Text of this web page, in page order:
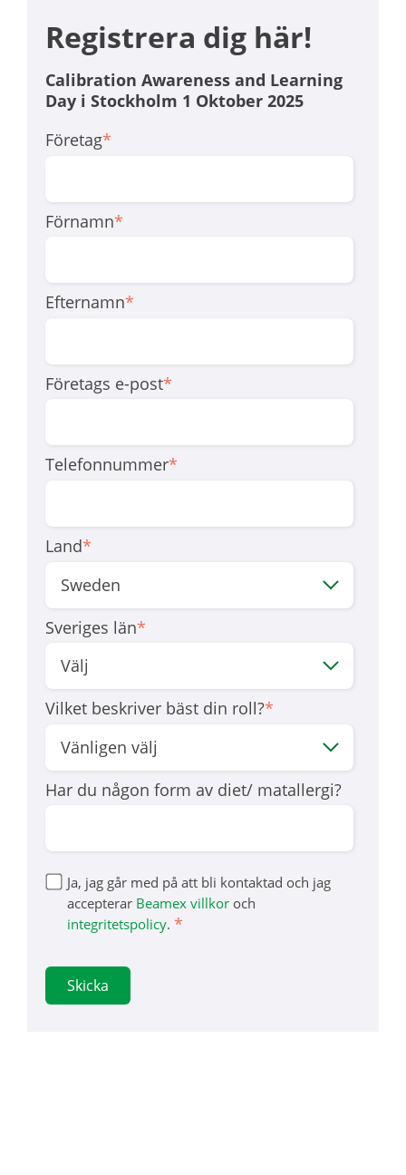
Registrera dig här!
Calibration Awareness and Learning
Day i Stockholm 1 Oktober 2025
Företag*
Förnamn*
Efternamn*
Företags e-post*
Telefonnummer*
Land*
Sveriges län*
Vilket beskriver bäst din roll?*
Har du någon form av diet/ matallergi?
Ja, jag går med på att bli kontaktad och jag
accepterar Beamex villkor och
integritetspolicy.*